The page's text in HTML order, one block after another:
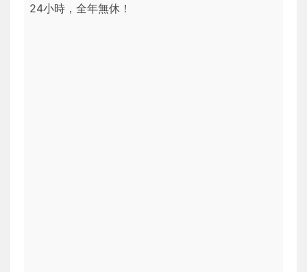
24小時，全年無休！